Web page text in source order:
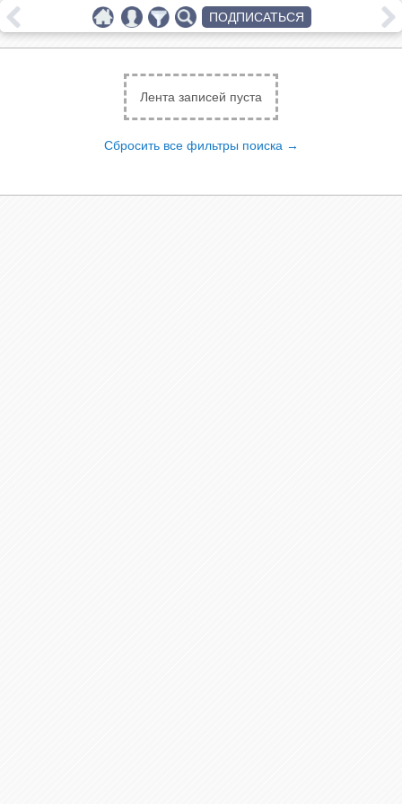
Лента записей пуста
Сбросить все фильтры поиска →
ПОДПИСАТЬСЯ